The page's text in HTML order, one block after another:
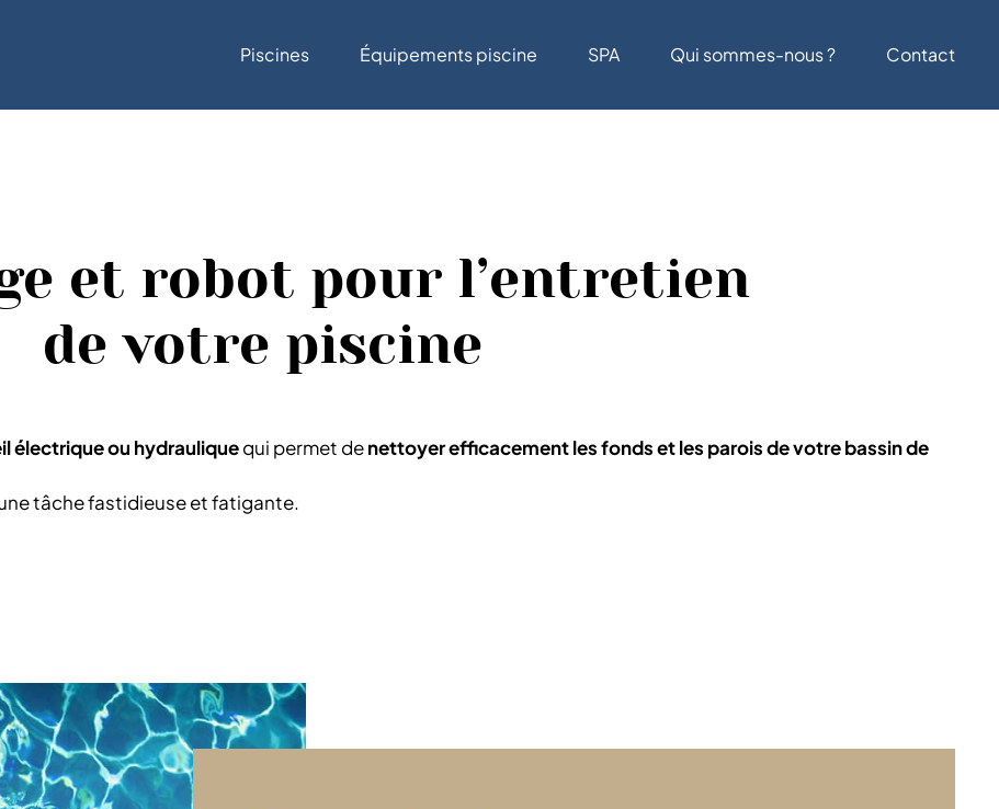
Piscines Équipements piscine SPA Qui sommes-nous ? Contact
et robot pour l’entretien de votre piscine
et robot pour l’entretien
de votre piscine
électrique ou hydrauliquequi permet denettoyer efficacement les fonds et les parois de votre bassin de
tâche fastidieuse et fatigante.